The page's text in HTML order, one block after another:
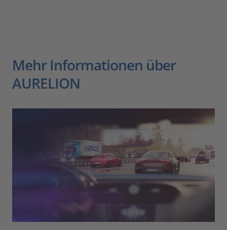
Mehr Informationen über
AURELION